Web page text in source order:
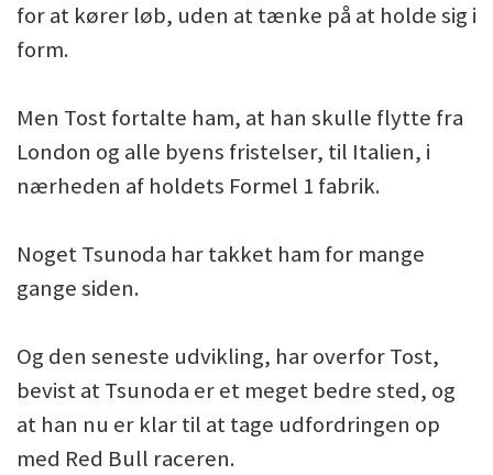
for at kører løb, uden at tænke på at holde sig i
form.
Men Tost fortalte ham, at han skulle flytte fra
London og alle byens fristelser, til Italien, i
nærheden af holdets Formel 1 fabrik.
Noget Tsunoda har takket ham for mange
gange siden.
Og den seneste udvikling, har overfor Tost,
bevist at Tsunoda er et meget bedre sted, og
at han nu er klar til at tage udfordringen op
med Red Bull raceren.